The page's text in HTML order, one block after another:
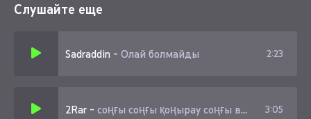
Слушайте еще
Sadraddin - Олай болмайды 2:23
2Rar - соңғы соңғы қоңырау соңғы вальс 3:05